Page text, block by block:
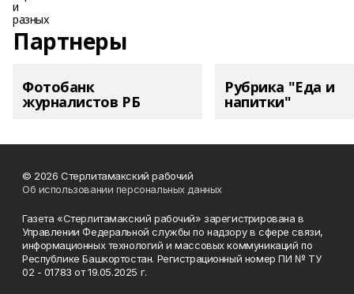
Партнеры
Фотобанк
журналистов РБ
Рубрика "Еда и
напитки"
© 2026 Стерлитамакский рабочий
Об использовании персональных данных
Газета «Стерлитамакский рабочий» зарегистрирована в
Управлении Федеральной службы по надзору в сфере связи,
информационных технологий и массовых коммуникаций по
Республике Башкортостан. Регистрационный номер ПИ № ТУ
02 - 01783 от 19.05.2025 г.